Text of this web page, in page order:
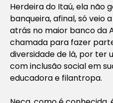
Herdeira do Itaú, ela não
banqueira, afinal, só veio
atrás no maior banco da
chamada para fazer
diversidade de lá, por ter
com inclusão social em
educadora e filantropa.